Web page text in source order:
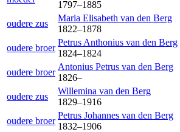
1797–1885
oudere zus
Maria Elisabeth van den Berg
1822–1878
oudere broer
Petrus Anthonius van den Berg
1824–1824
oudere broer
Antonius Petrus van den Berg
1826–
oudere zus
Willemina van den Berg
1829–1916
oudere broer
Petrus Johannes van den Berg
1832–1906